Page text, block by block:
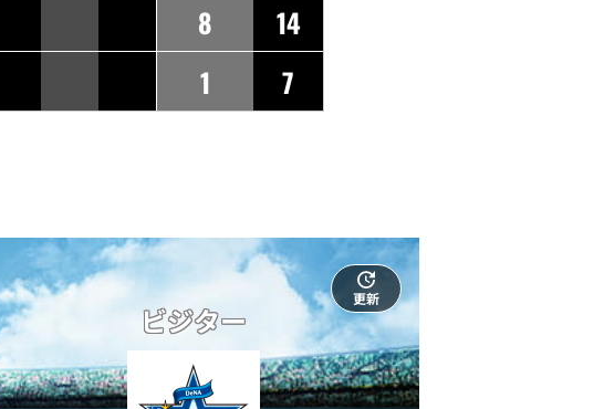
8
14
1
7
更新
ビジター